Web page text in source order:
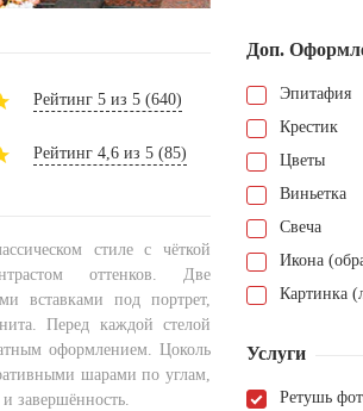
Рейтинг 5 из 5 (640)
Рейтинг 4,6 из 5 (85)
стиле с чёткой
оттенков. Две
вставками под портрет,
Перед каждой стелой
оформлением. Цоколь
шарами по углам,
завершённость.
Доп.
Эпитафия
Крестик
Цветы
Виньетка
Свеча
Икона
Картинка
Услуги
Ретушь